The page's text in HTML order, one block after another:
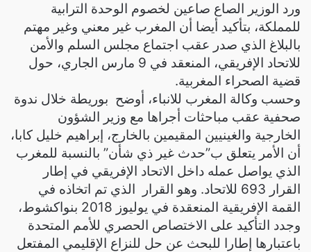
ورد الوزير الصاع صاعين لخصوم الوحدة الترابية
للمملكة، بتأكيد أيضا أن المغرب غير معني وغير مهتم
بالبلاغ الذي صدر عقب اجتماع مجلس اﻟﺴﻠﻢ واﻷﻣﻦ
ﻟﻼﺗﺤﺎد اﻹﻓﺮﻳﻘﻲ، المنعقد في 9 مارس الجاري، حول
قضية الصحراء المغربية.
وحسب وكالة المغرب للانباء، أوضح بوريطة خلال ندوة
صحفية عقب مباحثات أجراها مع وزير الشؤون
الخارجية والغينيين المقيمين بالخارج، إبراهيم خليل كابا،
أن الأمر يتعلق ب”حدث غير ذي شأن” بالنسبة للمغرب
الذي يواصل عمله داخل الاتحاد الإفريقي في إطار
القرار 693 للاتحاد. وهو القرار الذي تم اتخاذه في
القمة الإفريقية المنعقدة في يوليوز 2018 بنواكشوط،
وجدد التأكيد على الاختصاص الحصري للأمم المتحدة
باعتبارها إطارا للبحث عن حل للنزاع الإقليمي المفتعل